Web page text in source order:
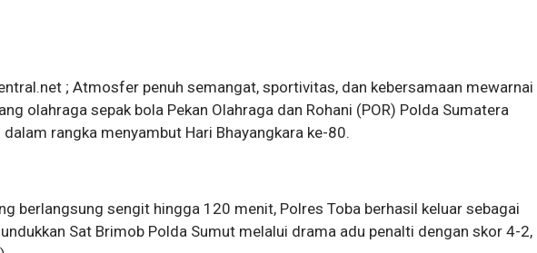
; Atmosfer penuh semangat, sportivitas, dan kebersamaan mewarnai
olahraga sepak bola Pekan Olahraga dan Rohani (POR) Polda Sumatera
rangka menyambut Hari Bhayangkara ke-80.
berlangsung sengit hingga 120 menit, Polres Toba berhasil keluar sebagai
Sat Brimob Polda Sumut melalui drama adu penalti dengan skor 4-2,